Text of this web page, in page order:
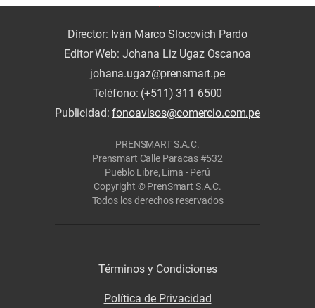
Director: Iván Marco Slocovich Pardo
Editor Web: Johana Liz Ugaz Oscanoa
johana.ugaz@prensmart.pe
Teléfono: (+511) 311 6500
Publicidad:fonoavisos@comercio.com.pe
PRENSMART S.A.C.
Prensmart Calle Paracas #532
Pueblo Libre, Lima - Perú
Copyright © PrenSmart S.A.C.
Todos los derechos reservados
Términos y Condiciones
Política de Privacidad